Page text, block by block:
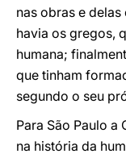
nas obras e
havia os gregos,
humana;
que tinham
segundo o seu
Para São Paulo
na história da